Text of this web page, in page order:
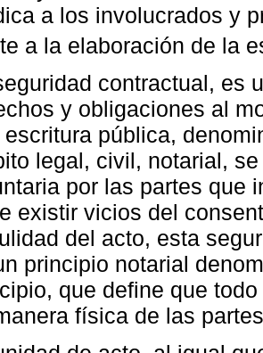
a los involucrados y
a la elaboración de la
contractual, es
y obligaciones al
escritura pública,
legal, civil, notarial,
por las partes que
existir vicios del
del acto, esta
principio notarial
que define que
física de las